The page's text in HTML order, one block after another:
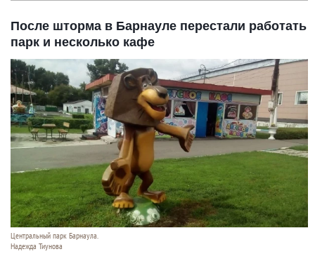
После шторма в Барнауле перестали работать
парк и несколько кафе
Центральный парк Барнаула.
Надежда Тиунова